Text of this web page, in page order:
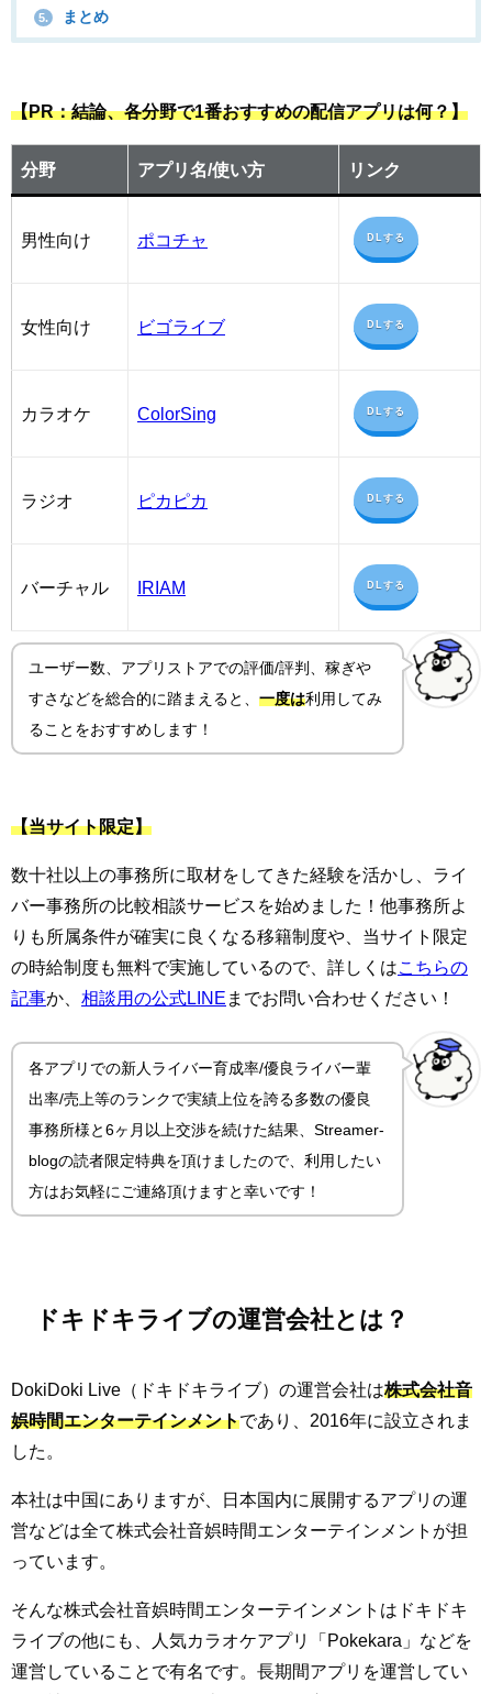
5. まとめ
【PR：結論、各分野で1番おすすめの配信アプリは何？】
分野 アプリ名/使い方 リンク
男性向け ポコチャ DLする
女性向け ビゴライブ DLする
カラオケ ColorSing DLする
ラジオ ピカピカ DLする
バーチャル IRIAM DLする
ユーザー数、アプリストアでの評価/評判、稼ぎや
すさ などを総合的に踏まえると、一度は利用してみ
ることをおすすめします！
【当サイト限定】
数十社以上の事務所に取材をしてきた経験を活かし、ライ
バー事務所の比較相談サービスを始めました！他事務所よ
りも所属条件が確実に良くなる移籍制度や、当サイト限定
の時給制度も無料で実施しているので、詳しくはこちらの
記事か、 相談用の公式LINE までお問い合わせください！
各アプリでの新人ライバー育成率/優良ライバー輩
出率/売上等のランクで実績上位を誇る多数の優良
事務所様と6ヶ月以上交渉を続けた結果、Streamer-
blogの読者限定特典を頂けましたので、利用したい
方はお気軽にご連絡頂けますと幸いです！
ドキドキライブの運営会社とは？
DokiDoki Live（ドキドキライブ）の運営会社は株式会社音
娯時間エンターテインメントであり、2016年に設立されま
した。
本社は中国にありますが、日本国内に展開するアプリの運
営などは全て株式会社音娯時間エンターテインメントが担
っています。
そんな株式会社音娯時間エンターテインメントはドキドキ
ライブの他にも、人気カラオケアプリ「Pokekara」などを
運営していることで有名です。長期間アプリを運営してい